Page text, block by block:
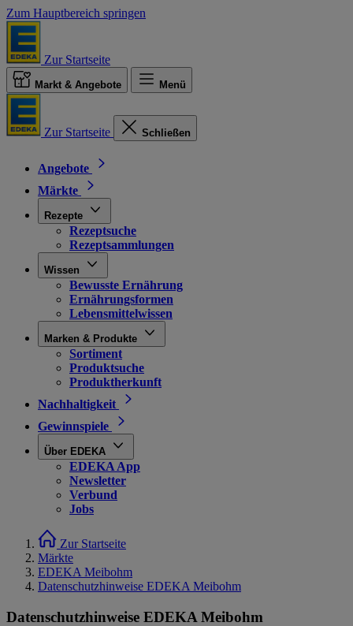
Zum Hauptbereich springen
Zur Startseite
Markt & Angebote Menü
Zur Startseite Schließen
Angebote
Märkte
Rezepte
Rezeptsuche
Rezeptsammlungen
Wissen
Bewusste Ernährung
Ernährungsformen
Lebensmittelwissen
Marken & Produkte
Sortiment
Produktsuche
Produktherkunft
Nachhaltigkeit
Gewinnspiele
Über EDEKA
EDEKA App
Newsletter
Verbund
Jobs
Zur Startseite
Märkte
EDEKA Meibohm
Datenschutzhinweise EDEKA Meibohm
Datenschutzhinweise EDEKA Meibohm